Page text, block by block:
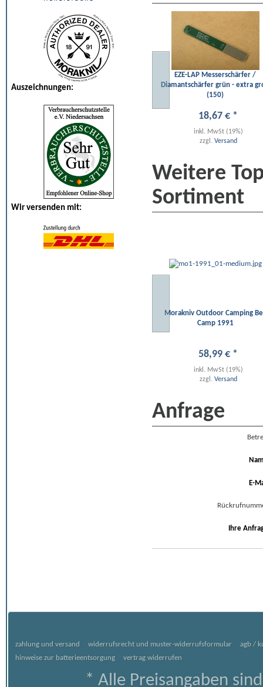
Auszeichnungen:
Wir versenden mit:
EZE-LAP Messerschärfer /
Diamantschärfer grün - extra
(150)
18,67 € *
inkl. MwSt (19%)
zzgl. Versand
Weitere
Sortiment
Morakniv Outdoor Camping
Camp 1991
58,99 € *
inkl. MwSt (19%)
zzgl. Versand
Anfrage
E-
Ihre
zahlung und versand widerrufsrecht und muster-widerrufsformular
agb /
hinweise zur batterieentsorgung
vertrag widerrufen
* Alle Preisangaben